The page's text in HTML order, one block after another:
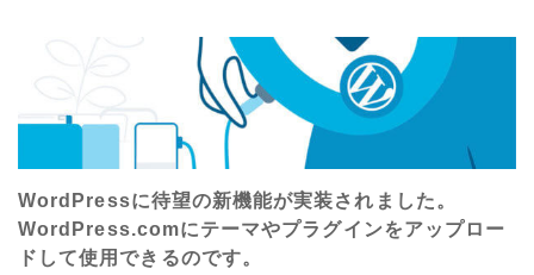
WordPressに待望の新機能が実装されました。
WordPress.comにテーマやプラグインをアップロー
ドして使用できるのです。